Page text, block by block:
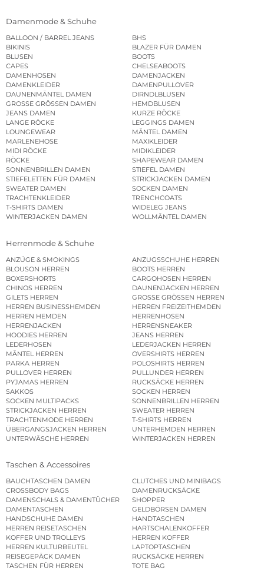
Damenmode & Schuhe
BALLOON / BARREL JEANS
BHS
BIKINIS
BLAZER FÜR DAMEN
BLUSEN
BOOTS
CAPES
CHELSEABOOTS
DAMENHOSEN
DAMENJACKEN
DAMENKLEIDER
DAMENPULLOVER
DAUNENMÄNTEL DAMEN
DIRNDLBLUSEN
GROSSE GRÖSSEN DAMEN
HEMDBLUSEN
JEANS DAMEN
KURZE RÖCKE
LANGE RÖCKE
LEGGINGS DAMEN
LOUNGEWEAR
MÄNTEL DAMEN
MARLENEHOSE
MAXIKLEIDER
MIDI RÖCKE
MIDIKLEIDER
RÖCKE
SHAPEWEAR DAMEN
SONNENBRILLEN DAMEN
STIEFEL DAMEN
STIEFELETTEN FÜR DAMEN
STRICKJACKEN DAMEN
SWEATER DAMEN
SOCKEN DAMEN
TRACHTENKLEIDER
TRENCHCOATS
T-SHIRTS DAMEN
WIDELEG JEANS
WINTERJACKEN DAMEN
WOLLMÄNTEL DAMEN
Herrenmode & Schuhe
ANZÜGE & SMOKINGS
ANZUGSSCHUHE HERREN
BLOUSON HERREN
BOOTS HERREN
BOXERSHORTS
CARGOHOSEN HERREN
CHINOS HERREN
DAUNENJACKEN HERREN
GILETS HERREN
GROSSE GRÖSSEN HERREN
HERREN BUSINESSHEMDEN
HERREN FREIZEITHEMDEN
HERREN HEMDEN
HERRENHOSEN
HERRENJACKEN
HERRENSNEAKER
HOODIES HERREN
JEANS HERREN
LEDERHOSEN
LEDERJACKEN HERREN
MÄNTEL HERREN
OVERSHIRTS HERREN
PARKA HERREN
POLOSHIRTS HERREN
PULLOVER HERREN
PULLUNDER HERREN
PYJAMAS HERREN
RUCKSÄCKE HERREN
SAKKOS
SOCKEN HERREN
SOCKEN MULTIPACKS
SONNENBRILLEN HERREN
STRICKJACKEN HERREN
SWEATER HERREN
TRACHTENMODE HERREN
T-SHIRTS HERREN
ÜBERGANGSJACKEN HERREN
UNTERHEMDEN HERREN
UNTERWÄSCHE HERREN
WINTERJACKEN HERREN
Taschen & Accessoires
BAUCHTASCHEN DAMEN
CLUTCHES UND MINIBAGS
CROSSBODY BAGS
DAMENRUCKSÄCKE
DAMENSCHALS & DAMENTÜCHER
SHOPPER
DAMENTASCHEN
GELDBÖRSEN DAMEN
HANDSCHUHE DAMEN
HANDTASCHEN
HERREN REISETASCHEN
HARTSCHALENKOFFER
KOFFER UND TROLLEYS
HERREN KOFFER
HERREN KULTURBEUTEL
LAPTOPTASCHEN
REISEGEPÄCK DAMEN
RUCKSÄCKE HERREN
TASCHEN FÜR HERREN
TOTE BAG